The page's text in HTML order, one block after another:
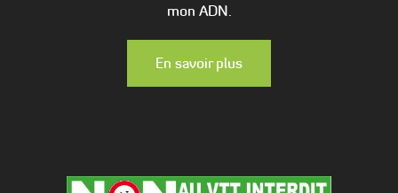
mon ADN.
En savoir plus